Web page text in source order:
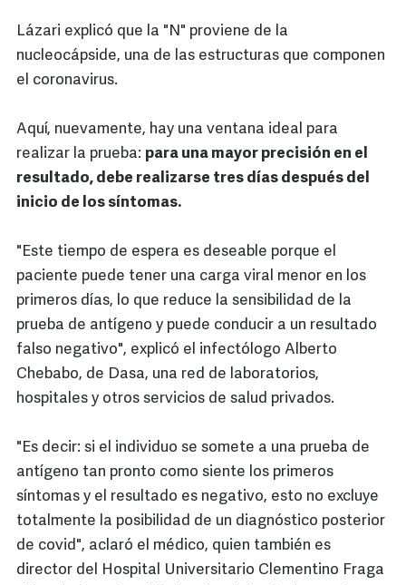
Lázari explicó que la "N" proviene de la
nucleocápside, una de las estructuras que componen
el coronavirus.
Aquí, nuevamente, hay una ventana ideal para
realizar la prueba: para una mayor precisión en el
resultado, debe realizarse tres días después del
inicio de los síntomas.
"Este tiempo de espera es deseable porque el
paciente puede tener una carga viral menor en los
primeros días, lo que reduce la sensibilidad de la
prueba de antígeno y puede conducir a un resultado
falso negativo", explicó el infectólogo Alberto
Chebabo, de Dasa, una red de laboratorios,
hospitales y otros servicios de salud privados.
"Es decir: si el individuo se somete a una prueba de
antígeno tan pronto como siente los primeros
síntomas y el resultado es negativo, esto no excluye
totalmente la posibilidad de un diagnóstico posterior
de covid", aclaró el médico, quien también es
director del Hospital Universitario Clementino Fraga